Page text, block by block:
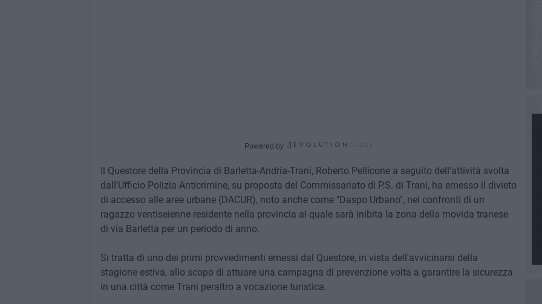
Powered by
Il Questore della Provincia di Barletta-Andria-Trani, Roberto Pellicone a seguito dell'attività svolta
dall'Ufficio Polizia Anticrimine, su proposta del Commissariato di P.S. di Trani, ha emesso il divieto
di accesso alle aree urbane (DACUR), noto anche come "Daspo Urbano", nei confronti di un
ragazzo ventiseienne residente nella provincia al quale sarà inibita la zona della movida tranese
di via Barletta per un periodo di anno.
Si tratta di uno dei primi provvedimenti emessi dal Questore, in vista dell'avvicinarsi della
stagione estiva, allo scopo di attuare una campagna di prevenzione volta a garantire la sicurezza
in una città come Trani peraltro a vocazione turistica.